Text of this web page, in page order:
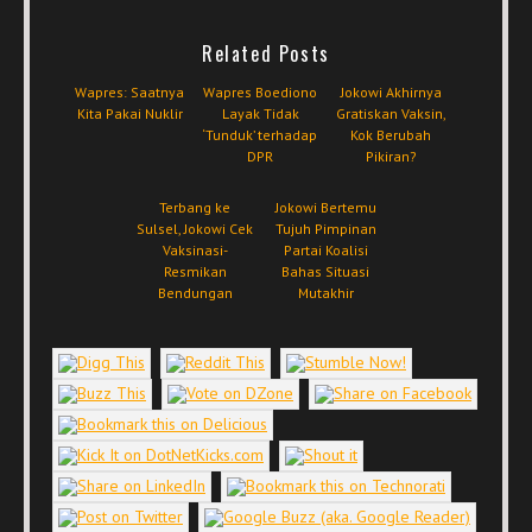
Related Posts
Wapres: Saatnya
Kita Pakai Nuklir
Wapres Boediono
Layak Tidak
‘Tunduk’ terhadap
DPR
Jokowi Akhirnya
Gratiskan Vaksin,
Kok Berubah
Pikiran?
Terbang ke
Sulsel, Jokowi Cek
Vaksinasi-
Resmikan
Bendungan
Jokowi Bertemu
Tujuh Pimpinan
Partai Koalisi
Bahas Situasi
Mutakhir